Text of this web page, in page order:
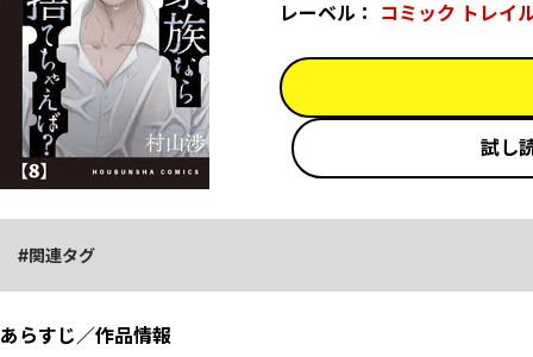
レーベル： コミック トレイ
試し
関連タグ
あらすじ／作品情報